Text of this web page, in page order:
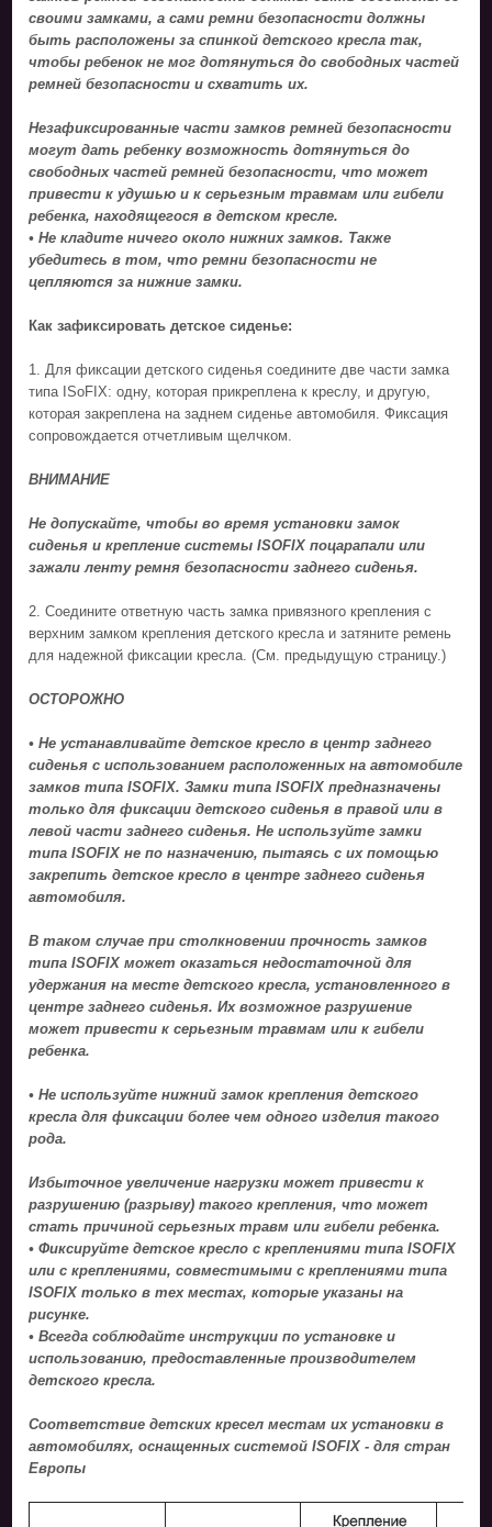
своими замками, а сами ремни безопасности должны
быть расположены за спинкой детского кресла так,
чтобы ребенок не мог дотянуться до свободных частей
ремней безопасности и схватить их.
Незафиксированные части замков ремней безопасности
могут дать ребенку возможность дотянуться до
свободных частей ремней безопасности, что может
привести к удушью и к серьезным травмам или гибели
ребенка, находящегося в детском кресле.
• Не кладите ничего около нижних замков. Также
убедитесь в том, что ремни безопасности не
цепляются за нижние замки.
Как зафиксировать детское сиденье:
1. Для фиксации детского сиденья соедините две части замка
типа ISoFIX: одну, которая прикреплена к креслу, и другую,
которая закреплена на заднем сиденье автомобиля. Фиксация
сопровождается отчетливым щелчком.
ВНИМАНИЕ
Не допускайте, чтобы во время установки замок
сиденья и крепление системы ISOFIX поцарапали или
зажали ленту ремня безопасности заднего сиденья.
2. Соедините ответную часть замка привязного крепления с
верхним замком крепления детского кресла и затяните ремень
для надежной фиксации кресла. (См. предыдущую страницу.)
ОСТОРОЖНО
• Не устанавливайте детское кресло в центр заднего
сиденья с использованием расположенных на автомобиле
замков типа ISOFIX. Замки типа ISOFIX предназначены
только для фиксации детского сиденья в правой или в
левой части заднего сиденья. Не используйте замки
типа ISOFIX не по назначению, пытаясь с их помощью
закрепить детское кресло в центре заднего сиденья
автомобиля.
В таком случае при столкновении прочность замков
типа ISOFIX может оказаться недостаточной для
удержания на месте детского кресла, установленного в
центре заднего сиденья. Их возможное разрушение
может привести к серьезным травмам или к гибели
ребенка.
• Не используйте нижний замок крепления детского
кресла для фиксации более чем одного изделия такого
рода.
Избыточное увеличение нагрузки может привести к
разрушению (разрыву) такого крепления, что может
стать причиной серьезных травм или гибели ребенка.
• Фиксируйте детское кресло с креплениями типа ISOFIX
или с креплениями, совместимыми с креплениями типа
ISOFIX только в тех местах, которые указаны на
рисунке.
• Всегда соблюдайте инструкции по установке и
использованию, предоставленные производителем
детского кресла.
Соответствие детских кресел местам их установки в
автомобилях, оснащенных системой ISOFIX - для стран
Европы